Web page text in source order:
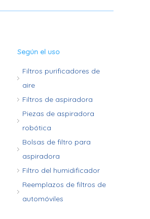
Según el uso
Filtros purificadores de
aire
Filtros de aspiradora
Piezas de aspiradora
robótica
Bolsas de filtro para
aspiradora
Filtro del humidificador
Reemplazos de filtros de
automóviles